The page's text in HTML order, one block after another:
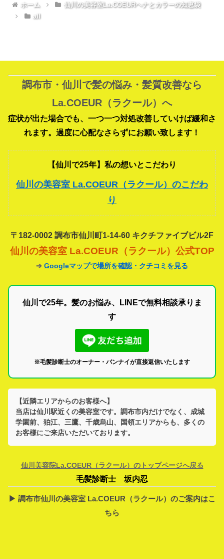
ホーム
仙川の美容室La.COEURヘナとカラーの知恵袋
all
調布市・仙川で髪の悩み・髪質改善なら
La.COEUR（ラクール）へ
症状が出た場合でも、一つ一つ対処改善していけば緩和さ
れます。過度に心配なさらずにお願い致します！
【仙川で25年】私の想いとこだわり
仙川の美容室 La.COEUR（ラクール）のこだわ
り
〒182-0002 調布市仙川町1-14-60 キクチファイブビル2F
仙川の美容室 La.COEUR（ラクール）公式TOP
➔ Googleマップで場所を確認・クチコミを見る
仙川で25年。髪のお悩み、LINEで無料相談承りま
す
※毛髪診断士のオーナー・バンナイが直接返信いたします
【近隣エリアからのお客様へ】
当店は仙川駅近くの美容室です。 調布市内だけでなく、 成城
学園前、狛江、三鷹、千歳烏山、国領エリアからも、多くの
お客様にご来店いただいております。
仙川美容院La.COEUR（ラクール）のトップページへ戻る
毛髪診断士 坂内忍
▶︎ 調布市仙川の美容室 La.COEUR（ラクール）のご案内はこ
ちら